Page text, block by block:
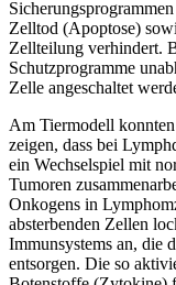
Zelltod (Apoptose)
Zellteilung verhindert.
Schutzprogramme
Zelle angeschaltet
Am Tiermodell
zeigen, dass bei
ein Wechselspiel mit
Tumoren
Onkogens in
absterbenden Zellen
Immunsystems an, die
entsorgen. Die so